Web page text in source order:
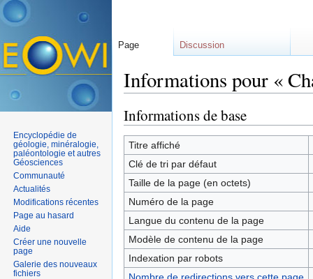
Informations pour «
Informations de base
Titre affiché
Clé de tri par défaut
Taille de la page (en octets)
Numéro de la page
Langue du contenu de la page
Modèle de contenu de la page
Indexation par robots
Page Discussion
Encyclopédie de
géologie, minéralogie,
paléontologie et autres
Géosciences
Communauté
Actualités
Modifications récentes
Page au hasard
Aide
Créer une nouvelle
page
Galerie des nouveaux
fichiers